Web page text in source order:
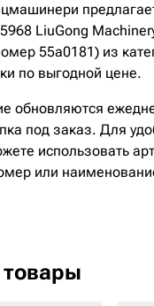
LiuGong
55a0181) из
по выгодной цене.
обновляются
под заказ. Для
использовать
или